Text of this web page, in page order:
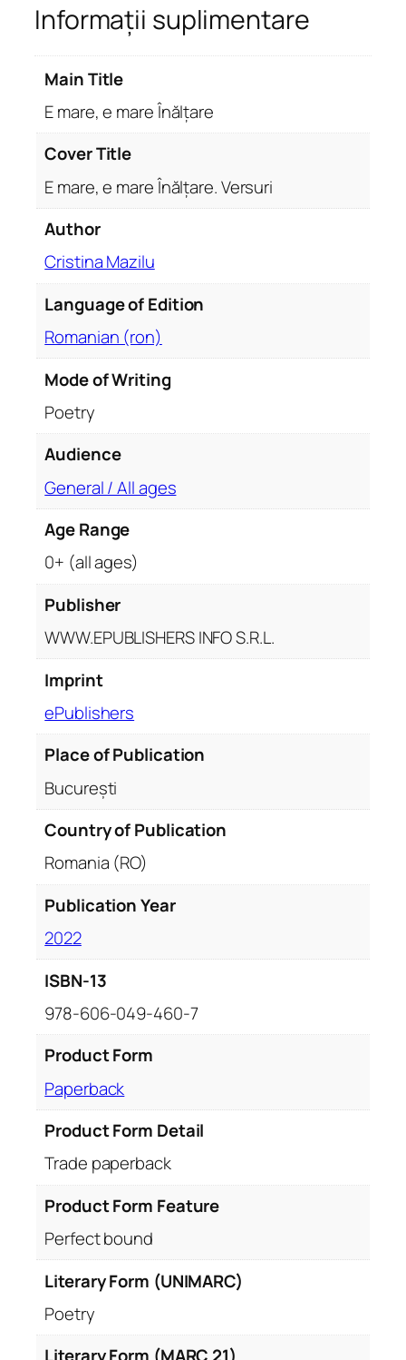
a
r
e
m
l
r
u
Informații suplimentare
Main Title
E mare, e mare Înălțare
Cover Title
E mare, e mare Înălțare. Versuri
Author
Cristina Mazilu
Language of Edition
Romanian (ron)
Mode of Writing
Poetry
Audience
General / All ages
Age Range
0+ (all ages)
Publisher
WWW.EPUBLISHERS INFO S.R.L.
Imprint
ePublishers
Place of Publication
București
Country of Publication
Romania (RO)
Publication Year
2022
ISBN-13
978-606-049-460-7
Product Form
Paperback
Product Form Detail
Trade paperback
Product Form Feature
Perfect bound
Literary Form (UNIMARC)
Poetry